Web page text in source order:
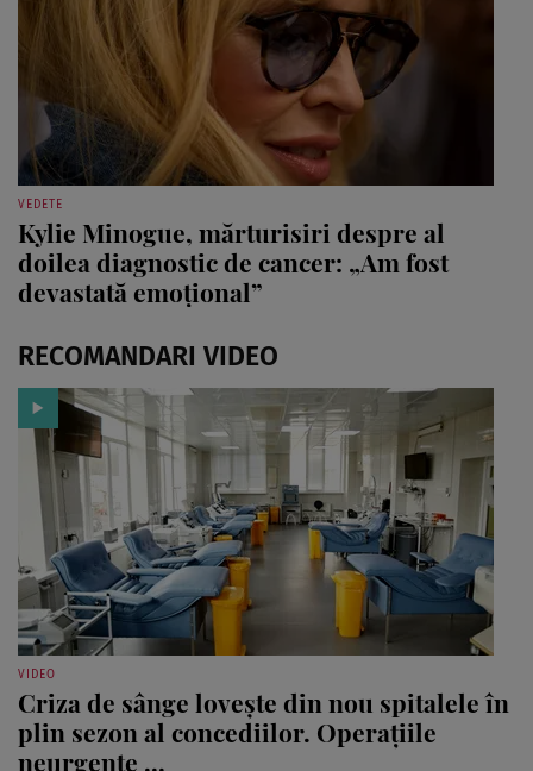
VEDETE
Kylie Minogue, mărturisiri despre al
doilea diagnostic de cancer: „Am fost
devastată emoțional”
RECOMANDARI VIDEO
VIDEO
Criza de sânge lovește din nou spitalele în
plin sezon al concediilor. Operațiile
neurgente ...